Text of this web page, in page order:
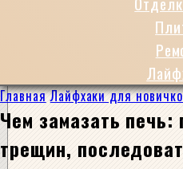
Главная Лайфхаки для
Чем замазать
трещин,